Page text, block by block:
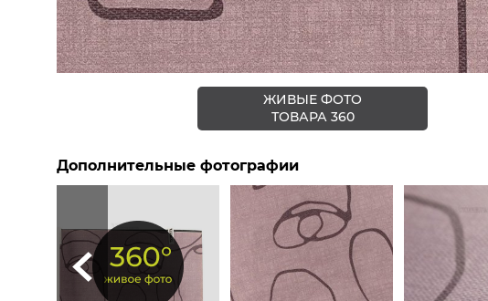
ЖИВЫЕ ФОТО
ТОВАРА 360
Дополнительные фотографии